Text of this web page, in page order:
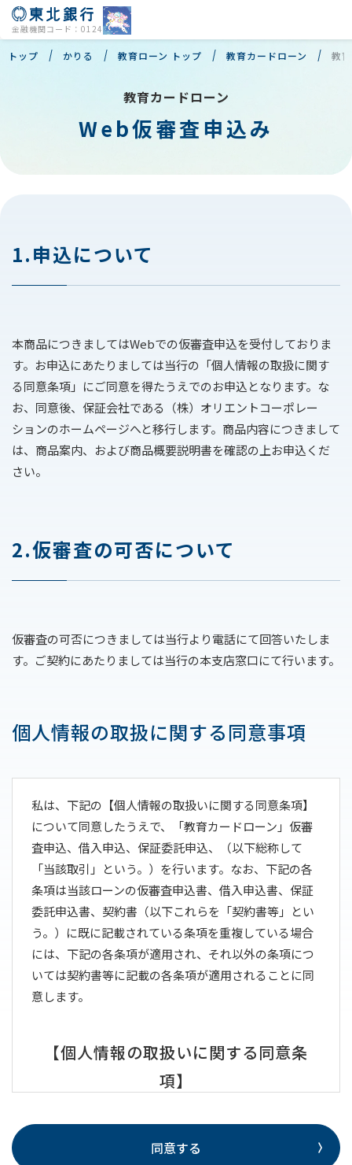
金融機関コード：0124
法人のお客様
株主・投資家の皆様
採用情報
トップ かりる 教育ローン トップ 教育カードローン 教
教育カードローン
Web仮審査申込み
1.申込について
本商品につきましてはWebでの仮審査申込を受付しておりま
す。お申込にあたりましては当行の「個人情報の取扱に関す
る同意条項」にご同意を得たうえでのお申込となります。な
お、同意後、保証会社である（株）オリエントコーポレー
ションのホームページへと移行します。商品内容につきまして
は、商品案内、および商品概要説明書を確認の上お申込くだ
さい。
2.仮審査の可否について
仮審査の可否につきましては当行より電話にて回答いたしま
す。ご契約にあたりましては当行の本支店窓口にて行います。
個人情報の取扱に関する同意事項
私は、下記の【個人情報の取扱いに関する同意条項】
について同意したうえで、「教育カードローン」仮審
査申込、借入申込、保証委託申込、（以下総称して
「当該取引」という。）を行います。なお、下記の各
条項は当該ローンの仮審査申込書、借入申込書、保証
委託申込書、契約書（以下これらを「契約書等」とい
う。）に既に記載されている条項を重複している場合
には、下記の各条項が適用され、それ以外の条項につ
いては契約書等に記載の各条項が適用されることに同
意します。
【個人情報の取扱いに関する同意条
項】
第1条（個人情報の収集・利用）
同意する